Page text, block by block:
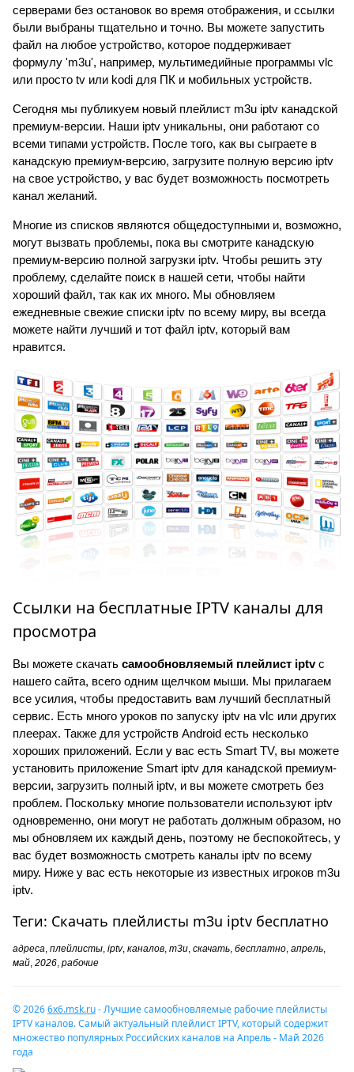
серверами без остановок во время отображения, и ссылки
были выбраны тщательно и точно. Вы можете запустить
файл на любое устройство, которое поддерживает
формулу 'm3u', например, мультимедийные программы vlc
или просто tv или kodi для ПК и мобильных устройств.
Сегодня мы публикуем новый плейлист m3u iptv канадской
премиум-версии. Наши iptv уникальны, они работают со
всеми типами устройств. После того, как вы сыграете в
канадскую премиум-версию, загрузите полную версию iptv
на свое устройство, у вас будет возможность посмотреть
канал желаний.
Многие из списков являются общедоступными и, возможно,
могут вызвать проблемы, пока вы смотрите канадскую
премиум-версию полной загрузки iptv. Чтобы решить эту
проблему, сделайте поиск в нашей сети, чтобы найти
хороший файл, так как их много. Мы обновляем
ежедневные свежие списки iptv по всему миру, вы всегда
можете найти лучший и тот файл iptv, который вам
нравится.
Ссылки на бесплатные IPTV каналы для
просмотра
Вы можете скачать самообновляемый плейлист iptvс
нашего сайта, всего одним щелчком мыши. Мы прилагаем
все усилия, чтобы предоставить вам лучший бесплатный
сервис. Есть много уроков по запуску iptv на vlc или других
плеерах. Также для устройств Android есть несколько
хороших приложений. Если у вас есть Smart TV, вы можете
установить приложение Smart iptv для канадской премиум-
версии, загрузить полный iptv, и вы можете смотреть без
проблем. Поскольку многие пользователи используют iptv
одновременно, они могут не работать должным образом, но
мы обновляем их каждый день, поэтому не беспокойтесь, у
вас будет возможность смотреть каналы iptv по всему
миру. Ниже у вас есть некоторые из известных игроков m3u
iptv.
Теги: Скачать плейлисты m3u iptv бесплатно
адреса плейлисты iptv, каналов m3u скачать бесплатно апрель
май 2026 рабочие
© 20266x6.msk.ru- Лучшие самообновляемые рабочие плейлисты
IPTV каналов. Самый актуальный плейлист IPTV, который содержит
множество популярных Российских каналов на Апрель - Май 2026
года